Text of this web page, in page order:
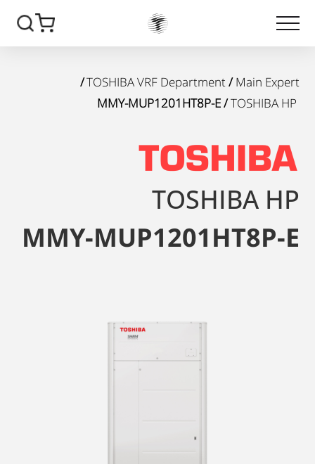
Main Expert
/
TOSHIBA VRF Department
/
TOSHIBA HP
/ MMY-MUP1201HT8P-E
TOSHIBA HP
MMY-MUP1201HT8P-E